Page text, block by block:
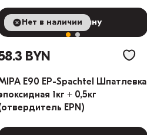
В корзину
Нет в наличии
BYN
E90 EP-Spachtel Шпатлевка
1кг + 0,5кг
EPN)